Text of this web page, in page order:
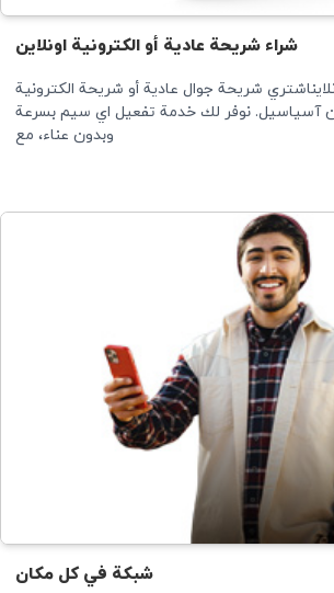
شراء شريحة عادية أو الكترونية اونلاين
شريحة جوال عادية أو شريحة الكترونية
آسياسيل. نوفر لك خدمة تفعيل اي سيم بسرعة
وبدون عناء، مع
شبكة في كل مكان